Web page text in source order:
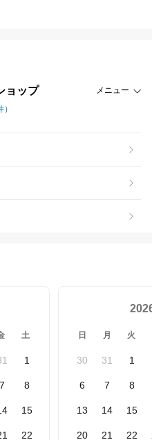
ョップ メニュー
）
土
1
7 8
15
22
日 月 火
30 31 1
6 7 8
13 14 15
20 21 22